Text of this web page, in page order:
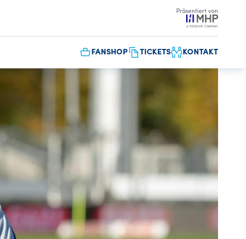
Präsentiert von
FANSHOP TICKETS KONTAKT